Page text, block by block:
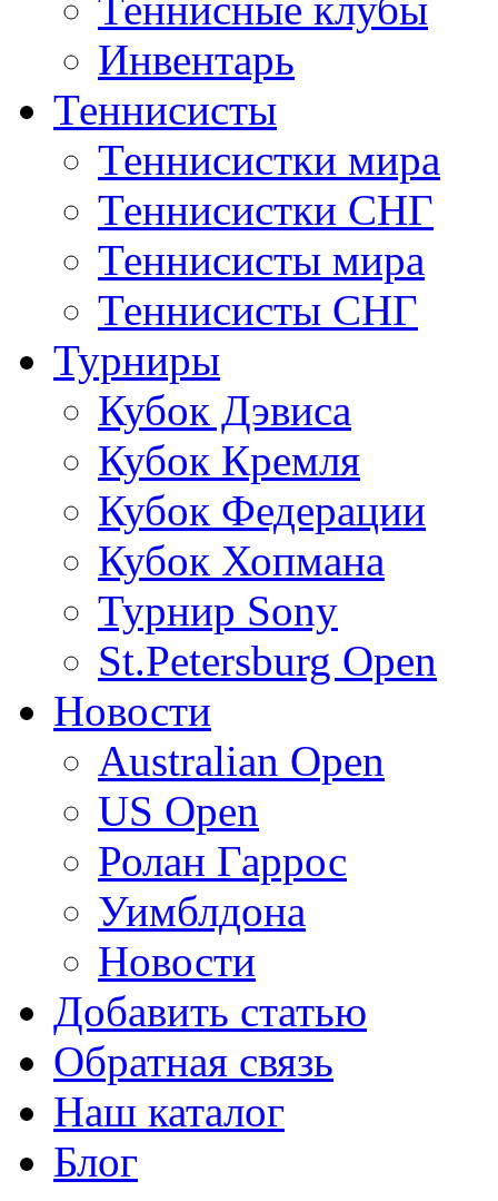
Инвентарь
Теннисисты
Теннисистки мира
Теннисистки СНГ
Теннисисты мира
Теннисисты СНГ
Турниры
Кубок Дэвиса
Кубок Кремля
Кубок Федерации
Кубок Хопмана
Турнир Sony
St.Petersburg Open
Новости
Australian Open
US Open
Ролан Гаррос
Уимблдона
Новости
Добавить статью
Обратная связь
Наш каталог
Блог